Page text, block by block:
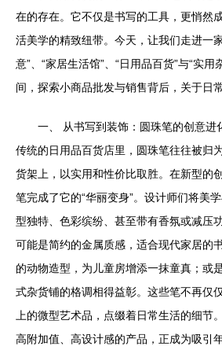
在的存在。它不仅是书写的工具，更悄然
活美学的精致纽带。今天，让我们走进一
意”、“家居生活馆”、“日用品百货”与“实
间，探索小商品批发与销售背后，关于日
一、 从书写到装饰：圆珠笔的创意进
传统的日用品百货店里，圆珠笔往往被归
货架上，以实用和性价比取胜。在新型的
笔完成了它的“华丽变身”。设计师们将美
型独特、色彩缤纷、甚至带有香氛或减压
可能是简约的金属质感，适合现代家居的
的动物造型，为儿童房增添一抹童真；或
式杂货铺的格调相得益彰。这些笔不再仅
上的微型艺术品，点缀着日常生活的细节
高附加值、高设计感的产品，正成为吸引